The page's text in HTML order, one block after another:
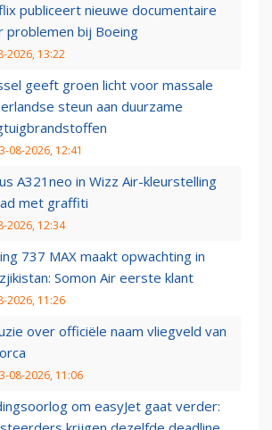
publiceert nieuwe documentaire
problemen bij Boeing
2026, 13:22
geeft groen licht voor massale
steun aan duurzame
08-2026, 12:41
A321neo in Wizz Air-kleurstelling
met graffiti
2026, 12:34
737 MAX maakt opwachting in
Somon Air eerste klant
2026, 11:26
over officiële naam vliegveld van
08-2026, 11:06
om easyJet gaat verder: